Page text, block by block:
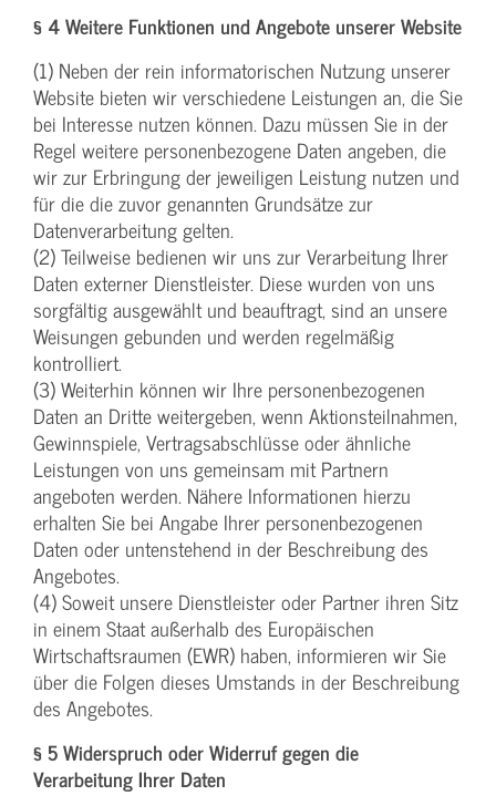
§ 4 Weitere Funktionen und Angebote unserer Website
(1) Neben der rein informatorischen Nutzung unserer
Website bieten wir verschiedene Leistungen an, die Sie
bei Interesse nutzen können. Dazu müssen Sie in der
Regel weitere personenbezogene Daten angeben, die
wir zur Erbringung der jeweiligen Leistung nutzen und
für die die zuvor genannten Grundsätze zur
Datenverarbeitung gelten.
(2) Teilweise bedienen wir uns zur Verarbeitung Ihrer
Daten externer Dienstleister. Diese wurden von uns
sorgfältig ausgewählt und beauftragt, sind an unsere
Weisungen gebunden und werden regelmäßig
kontrolliert.
(3) Weiterhin können wir Ihre personenbezogenen
Daten an Dritte weitergeben, wenn Aktionsteilnahmen,
Gewinnspiele, Vertragsabschlüsse oder ähnliche
Leistungen von uns gemeinsam mit Partnern
angeboten werden. Nähere Informationen hierzu
erhalten Sie bei Angabe Ihrer personenbezogenen
Daten oder untenstehend in der Beschreibung des
Angebotes.
(4) Soweit unsere Dienstleister oder Partner ihren Sitz
in einem Staat außerhalb des Europäischen
Wirtschaftsraumen (EWR) haben, informieren wir Sie
über die Folgen dieses Umstands in der Beschreibung
des Angebotes.
§ 5 Widerspruch oder Widerruf gegen die
Verarbeitung Ihrer Daten